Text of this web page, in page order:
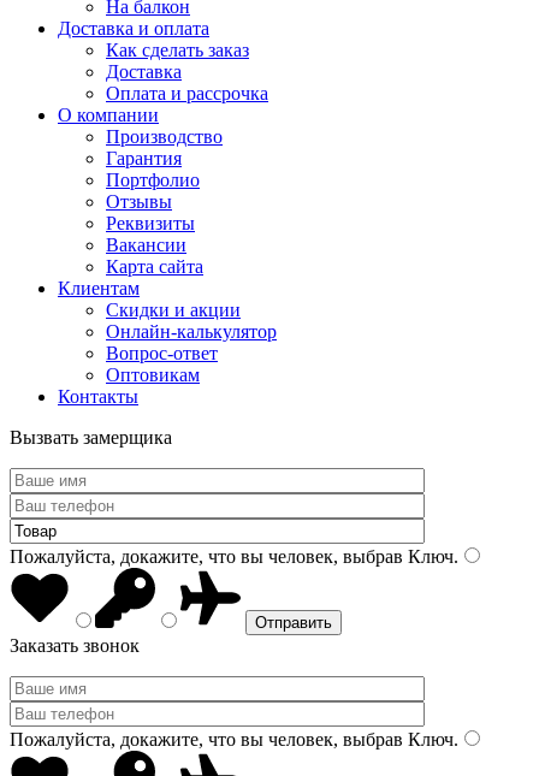
На балкон
Доставка и оплата
Как сделать заказ
Доставка
Оплата и рассрочка
О компании
Производство
Гарантия
Портфолио
Отзывы
Реквизиты
Вакансии
Карта сайта
Клиентам
Скидки и акции
Онлайн-калькулятор
Вопрос-ответ
Оптовикам
Контакты
Вызвать замерщика
Пожалуйста, докажите, что вы человек, выбрав Ключ.
Заказать звонок
Пожалуйста, докажите, что вы человек, выбрав Ключ.